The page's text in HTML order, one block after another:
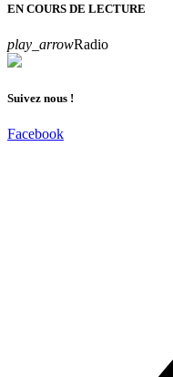
EN COURS DE LECTURE
play_arrowRadio
Suivez nous !
Facebook